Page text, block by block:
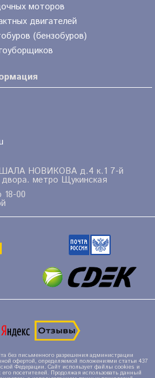
моторов
двигателей
(бензобуров)
НОВИКОВА д.4 к.1 7-й
метро Щукинская
00
без письменного разрешения администрации
офертой, определяемой положениями статьи 437
Федерации. Сайт использует файлы cookies и
посетителей. Продолжая использовать данный